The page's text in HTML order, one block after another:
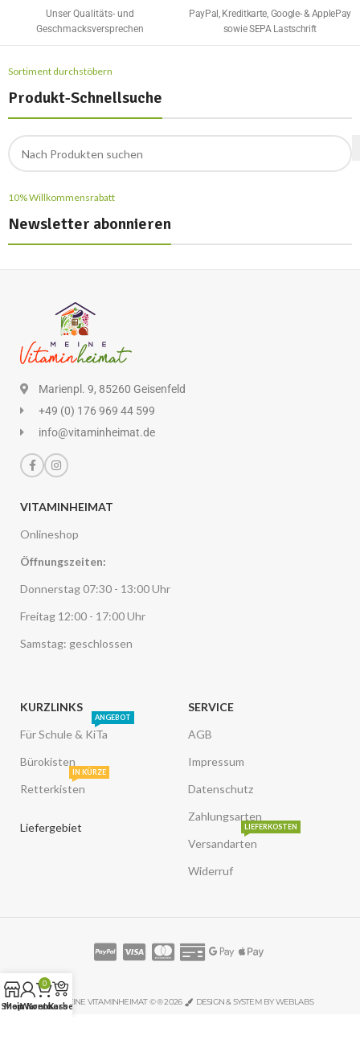
Unser Qualitäts- und
Geschmacksversprechen
PayPal, Kreditkarte, Google- & ApplePay
sowie SEPA Lastschrift
Sortiment durchstöbern
Produkt-Schnellsuche
10% Willkommensrabatt
Newsletter abonnieren
Marienpl. 9, 85260 Geisenfeld
+49 (0) 176 969 44 599
info@vitaminheimat.de
VITAMINHEIMAT
Onlineshop
Öffnungszeiten:
Donnerstag 07:30 - 13:00 Uhr
Freitag 12:00 - 17:00 Uhr
Samstag: geschlossen
KURZLINKS
Für Schule & KiTa
ANGEBOT
Bürokisten
Retterkisten
IN KÜRZE
Liefergebiet
SERVICE
AGB
Impressum
Datenschutz
Zahlungsarten
Versandarten
LIEFERKOSTEN
Widerruf
MEINE VITAMINHEIMAT © ® 2026 DESIGN & SYSTEM BY WEBLABS
Shop
Mein Konto
0
Warenkorb
Kasse